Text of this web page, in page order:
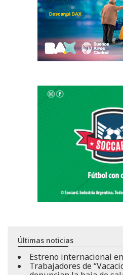
Últimas noticias
Estreno internacional
Trabajadores de